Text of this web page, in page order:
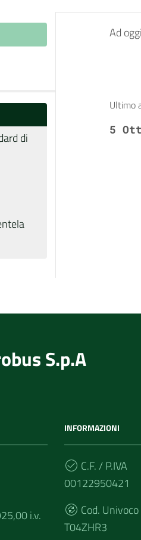
di
Ad
Ultimo
5
S.p.A
i.v.
INFORMAZIONI
C.F. / P.IVA
00122950421
Cod. Univoco
T04ZHR3